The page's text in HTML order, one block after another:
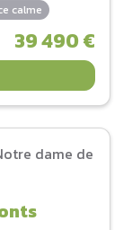
calme
39 490 €